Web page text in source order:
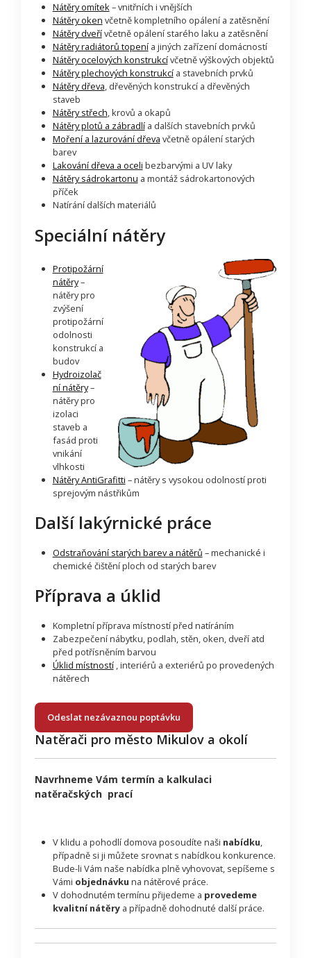
Nátěry omítek– vnitřních i vnějších
Nátěry oken včetně kompletního opálení a zatěsnění
Nátěry dveřívčetně opálení starého laku a zatěsnění
Nátěry radiátorů topenía jiných zařízení domácností
Nátěry ocelových konstrukcívčetně výškových objektů
Nátěry plechových konstrukcía stavebních prvků
Nátěry dřeva, dřevěných konstrukcí a dřevěných
staveb
Nátěry střech, krovů a okapů
Nátěry plotů a zábradlía dalších stavebních prvků
Moření a lazurování dřeva včetně opálení starých
barev
Lakování dřeva a oceli bezbarvými a UV laky
Nátěry sádrokartonu a montáž sádrokartonových
příček
Natírání dalších materiálů
Speciální nátěry
Protipožární
nátěry–
nátěry pro
zvýšení
protipožární
odolnosti
konstrukcí a
budov
Hydroizolač
ní nátěry–
nátěry pro
izolaci
staveb a
fasád proti
vnikání
vlhkosti
Nátěry AntiGrafitti – nátěry s vysokou odolností proti
sprejovým nástřikům
Další lakýrnické práce
Odstraňování starých barev a nátěrů – mechanické i
chemické čištění ploch od starých barev
Příprava a úklid
Kompletní příprava místností před natíráním
Zabezpečení nábytku, podlah, stěn, oken, dveří atd
před potřísněním barvou
Úklid místností, interiérů a exteriérů po provedených
nátěrech
Odeslat nezávaznou poptávku
Natěrači pro město Mikulov a okolí
Navrhneme Vám termín a kalkulaci
natěračských prací
V klidu a pohodlí domova posoudíte naši nabídku,
případně si ji můžete srovnat s nabídkou konkurence.
Bude-li Vám naše nabídka plně vyhovovat, sepíšeme s
Vámi objednávku na nátěrové práce.
V dohodnutém termínu přijedeme a provedeme
kvalitní nátěrya případně dohodnuté další práce.